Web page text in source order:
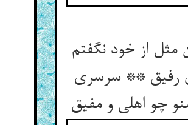
مثل از خود نگفتم
رفیق ** سرسری
چو اهلی و مفیق